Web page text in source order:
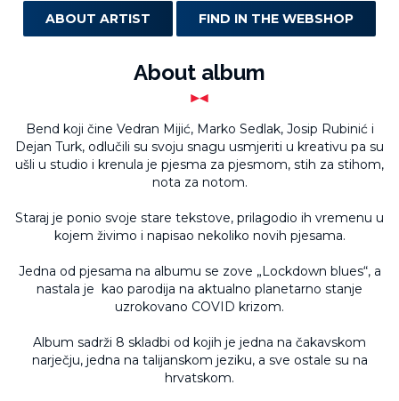
ABOUT ARTIST FIND IN THE WEBSHOP
About album
Bend koji čine Vedran Mijić, Marko Sedlak, Josip Rubinić i
Dejan Turk, odlučili su svoju snagu usmjeriti u kreativu pa su
ušli u studio i krenula je pjesma za pjesmom, stih za stihom,
nota za notom.
Staraj je ponio svoje stare tekstove, prilagodio ih vremenu u
kojem živimo i napisao nekoliko novih pjesama.
Jedna od pjesama na albumu se zove „Lockdown blues“, a
nastala je kao parodija na aktualno planetarno stanje
uzrokovano COVID krizom.
Album sadrži 8 skladbi od kojih je jedna na čakavskom
narječju, jedna na talijanskom jeziku, a sve ostale su na
hrvatskom.